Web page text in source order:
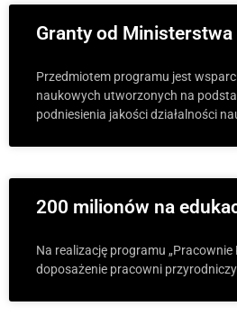
Granty od
Przedmiotem programu jest
naukowych utworzonych na
podniesienia jakości działalności
200 milionów na
Na realizację programu
doposażenie pracowni